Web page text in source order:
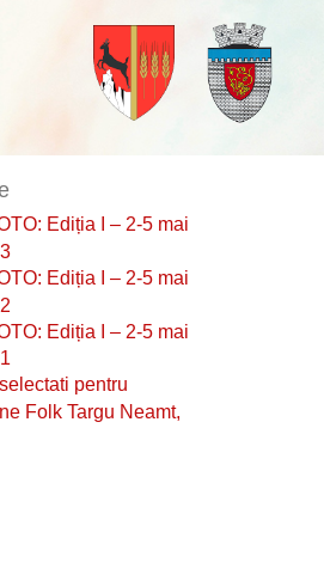
Ediția I – 2-5 mai
Ediția I – 2-5 mai
Ediția I – 2-5 mai
pentru
Folk Targu Neamt,